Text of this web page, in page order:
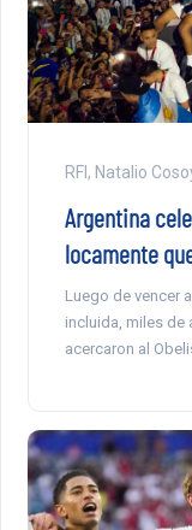
RFI, Natalio
Argentina
locamente
Luego de vencer
incluida, miles de
acercaron al